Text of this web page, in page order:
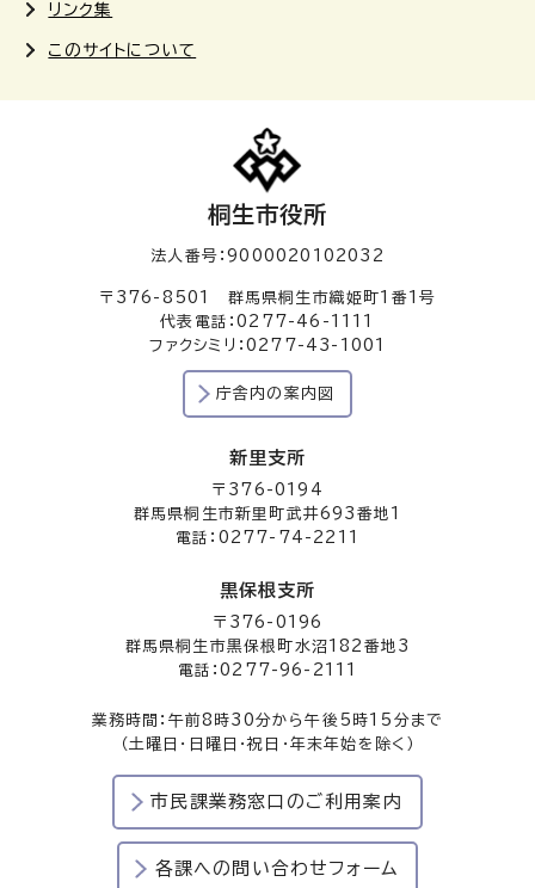
リンク集
このサイトについて
桐生市役所
法人番号：9000020102032
〒376-8501 群馬県桐生市織姫町1番1号
代表電話：0277-46-1111
ファクシミリ：0277-43-1001
庁舎内の案内図
新里支所
〒376-0194
群馬県桐生市新里町武井693番地1
電話：0277-74-2211
黒保根支所
〒376-0196
群馬県桐生市黒保根町水沼182番地3
電話：0277-96-2111
業務時間：午前8時30分から午後5時15分まで
（土曜日・日曜日・祝日・年末年始を除く）
市民課業務窓口のご利用案内
各課への問い合わせフォーム